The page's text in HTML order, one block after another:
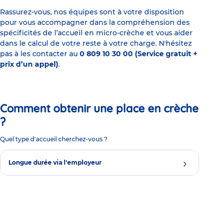
Rassurez-vous, nos équipes sont à votre disposition
pour vous accompagner dans la compréhension des
spécificités de l’accueil en micro-crèche et vous aider
dans le calcul de votre reste à votre charge. N'hésitez
pas à les contacter au 0 809 10 30 00 (Service gratuit +
prix d’un appel).
Comment obtenir une place en crèche
?
Quel type d'accueil cherchez-vous ?
Longue durée via l'employeur